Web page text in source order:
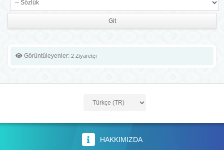
Görüntüleyenler: 2 Ziyaretçi
HAKKIMIZDA